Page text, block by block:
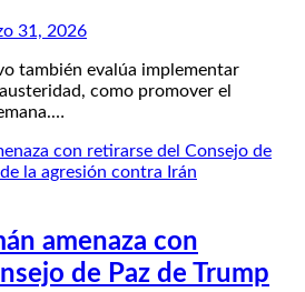
31, 2026
también evalúa implementar
como promover el
amenaza con
de Paz de Trump